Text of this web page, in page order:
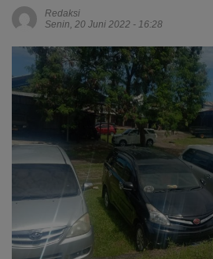
Redaksi
Senin, 20 Juni 2022 - 16:28